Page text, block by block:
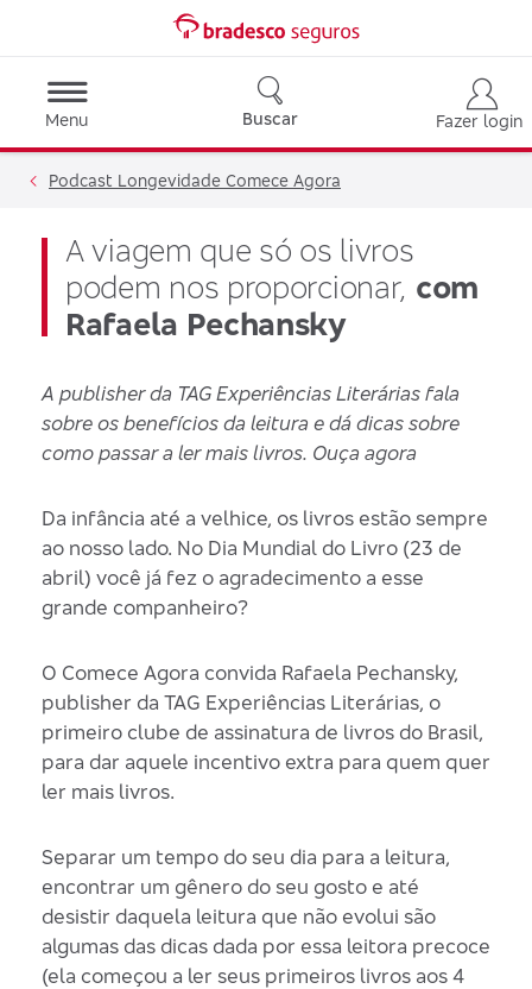
Menu Buscar Fazer login
Podcast Longevidade Comece Agora
A viagem que só os livros
podem nos proporcionar, com
Rafaela Pechansky
A publisher da TAG Experiências Literárias fala
sobre os benefícios da leitura e dá dicas sobre
como passar a ler mais livros. Ouça agora
Da infância até a velhice, os livros estão sempre
ao nosso lado. No Dia Mundial do Livro (23 de
abril) você já fez o agradecimento a esse
grande companheiro?
O Comece Agora convida Rafaela Pechansky,
publisher da TAG Experiências Literárias, o
primeiro clube de assinatura de livros do Brasil,
para dar aquele incentivo extra para quem quer
ler mais livros.
Separar um tempo do seu dia para a leitura,
encontrar um gênero do seu gosto e até
desistir daquela leitura que não evolui são
algumas das dicas dada por essa leitora precoce
(ela começou a ler seus primeiros livros aos 4